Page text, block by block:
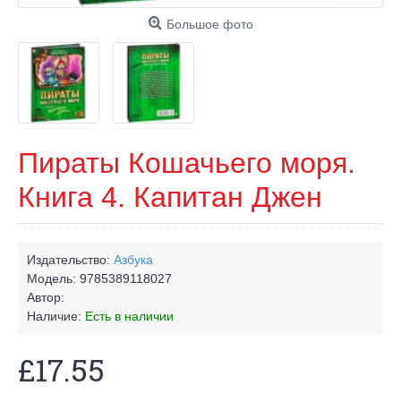
Большое фото
Пираты Кошачьего моря.
Книга 4. Капитан Джен
Издательство: Азбука
Модель: 9785389118027
Автор:
Наличие: Есть в наличии
£17.55